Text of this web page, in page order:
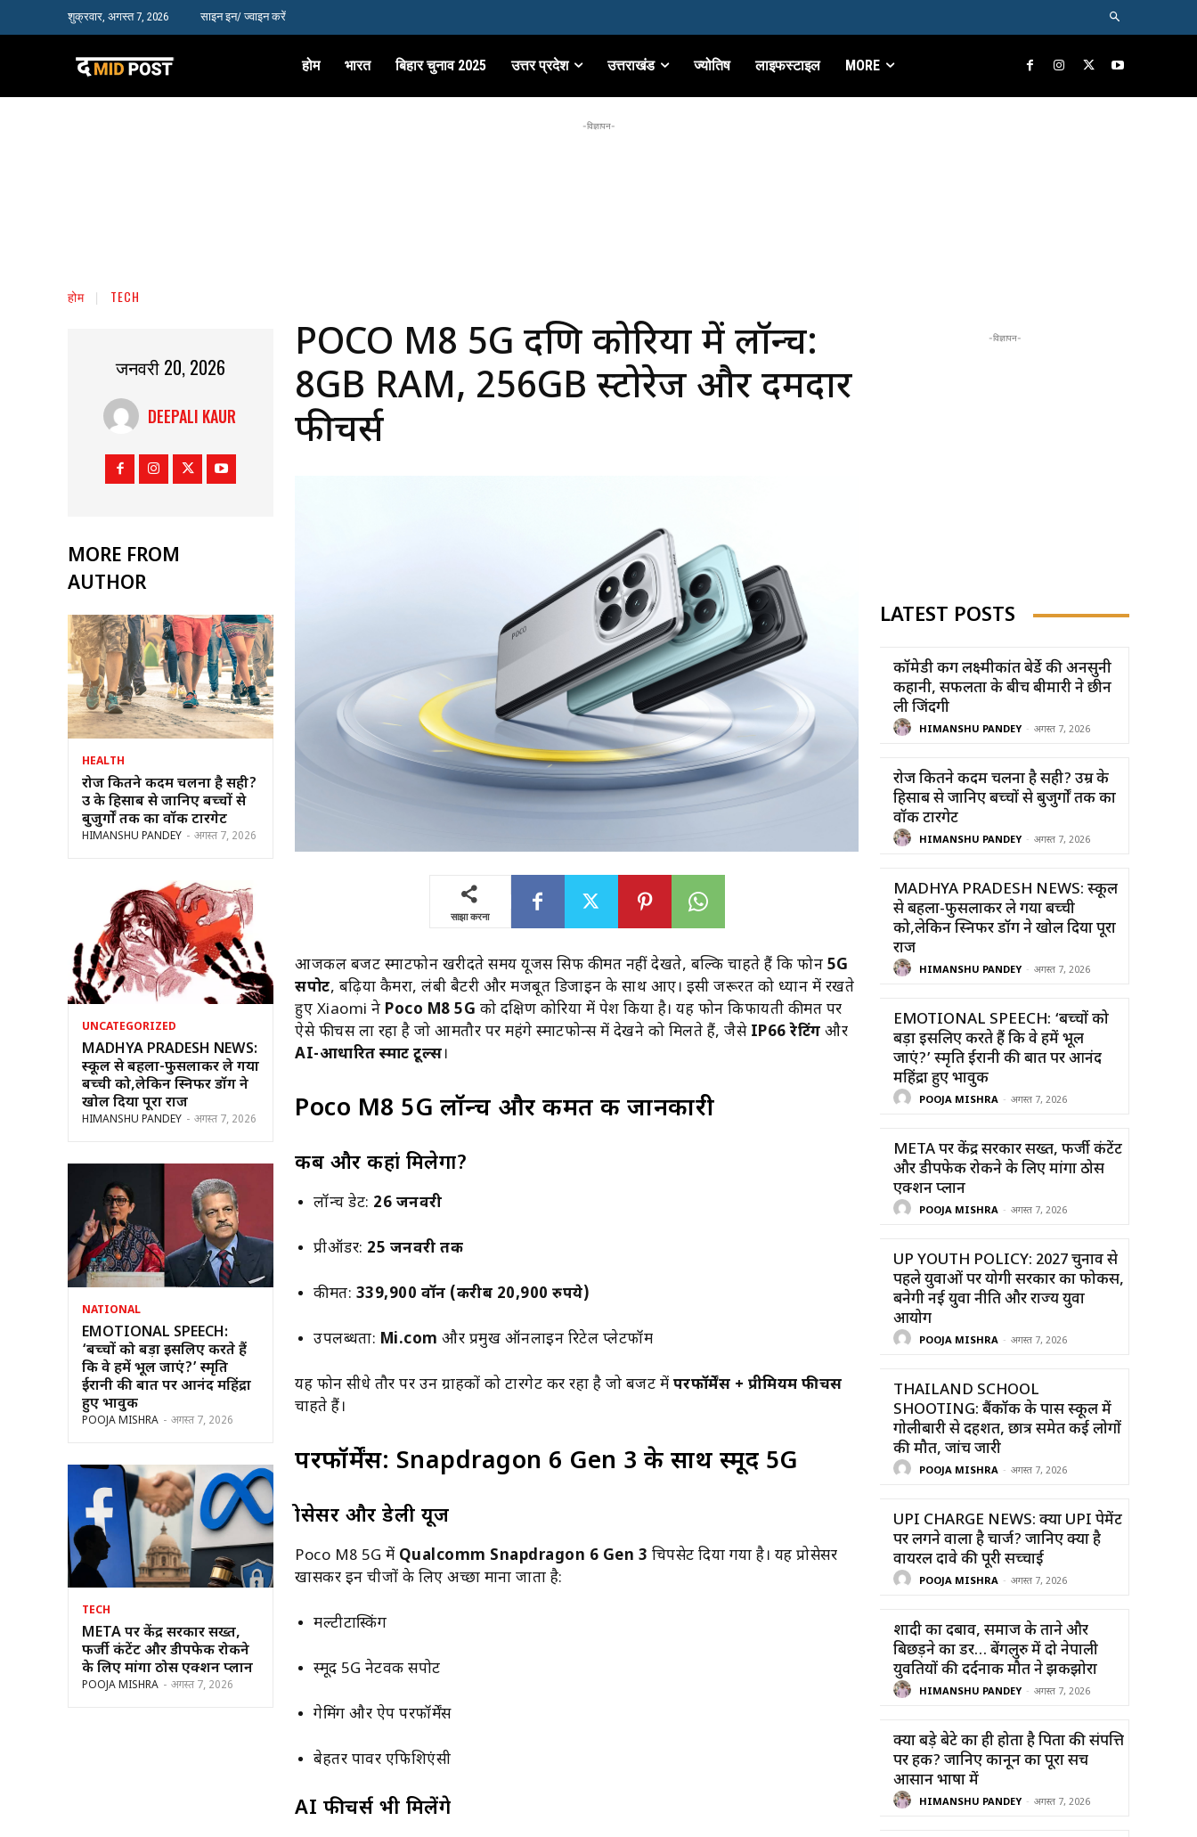
शुक्रवार, अगस्त 7, 2026 साइन इन/ ज्वाइन करें
होम भारत बिहार चुनाव 2025 उत्तर प्रदेश उत्तराखंड ज्योतिष लाइफस्टाइल MORE
-विज्ञापन-
होम TECH
जनवरी 20, 2026
DEEPALI KAUR
MORE FROM
AUTHOR
HEALTH
रोज कितने कदम चलना है सही?
उम्र के हिसाब से जानिए बच्चों से
बुजुर्गों तक का वॉक टारगेट
HIMANSHU PANDEY - अगस्त 7, 2026
UNCATEGORIZED
MADHYA PRADESH NEWS:
स्कूल से बहला-फुसलाकर ले गया
बच्ची को,लेकिन स्निफर डॉग ने
खोल दिया पूरा राज
HIMANSHU PANDEY - अगस्त 7, 2026
NATIONAL
EMOTIONAL SPEECH:
‘बच्चों को बड़ा इसलिए करते हैं
कि वे हमें भूल जाएं?’ स्मृति
ईरानी की बात पर आनंद महिंद्रा
हुए भावुक
POOJA MISHRA - अगस्त 7, 2026
TECH
META पर केंद्र सरकार सख्त,
फर्जी कंटेंट और डीपफेक रोकने
के लिए मांगा ठोस एक्शन प्लान
POOJA MISHRA - अगस्त 7, 2026
POCO M8 5G दक्षिण कोरिया में लॉन्च:
8GB RAM, 256GB स्टोरेज और दमदार
फीचर्स
साझा करना
आजकल बजट स्मार्टफोन खरीदते समय यूजर्स सिर्फ कीमत नहीं देखते, बल्कि चाहते हैं कि फोन 5G
सपोर्ट, बढ़िया कैमरा, लंबी बैटरी और मजबूत डिजाइन के साथ आए। इसी जरूरत को ध्यान में रखते
हुए Xiaomi ने Poco M8 5G को दक्षिण कोरिया में पेश किया है। यह फोन किफायती कीमत पर
ऐसे फीचर्स ला रहा है जो आमतौर पर महंगे स्मार्टफोन्स में देखने को मिलते हैं, जैसे IP66 रेटिंग और
AI-आधारित स्मार्ट टूल्स।
Poco M8 5G लॉन्च और कीमत की जानकारी
कब और कहां मिलेगा?
लॉन्च डेट: 26 जनवरी
प्रीऑर्डर: 25 जनवरी तक
कीमत: 339,900 वॉन (करीब 20,900 रुपये)
उपलब्धता: Mi.com और प्रमुख ऑनलाइन रिटेल प्लेटफॉर्म
यह फोन सीधे तौर पर उन ग्राहकों को टारगेट कर रहा है जो बजट में परफॉर्मेंस + प्रीमियम फीचर्स
चाहते हैं।
परफॉर्मेंस: Snapdragon 6 Gen 3 के साथ स्मूद 5G
प्रोसेसर और डेली यूज
Poco M8 5G में Qualcomm Snapdragon 6 Gen 3 चिपसेट दिया गया है। यह प्रोसेसर
खासकर इन चीजों के लिए अच्छा माना जाता है:
मल्टीटास्किंग
स्मूद 5G नेटवर्क सपोर्ट
गेमिंग और ऐप परफॉर्मेंस
बेहतर पावर एफिशिएंसी
AI फीचर्स भी मिलेंगे
-विज्ञापन-
LATEST POSTS
कॉमेडी किंग लक्ष्मीकांत बेर्डे की अनसुनी
कहानी, सफलता के बीच बीमारी ने छीन
ली जिंदगी
HIMANSHU PANDEY - अगस्त 7, 2026
रोज कितने कदम चलना है सही? उम्र के
हिसाब से जानिए बच्चों से बुजुर्गों तक का
वॉक टारगेट
HIMANSHU PANDEY - अगस्त 7, 2026
MADHYA PRADESH NEWS: स्कूल
से बहला-फुसलाकर ले गया बच्ची
को,लेकिन स्निफर डॉग ने खोल दिया पूरा
राज
HIMANSHU PANDEY - अगस्त 7, 2026
EMOTIONAL SPEECH: ‘बच्चों को
बड़ा इसलिए करते हैं कि वे हमें भूल
जाएं?’ स्मृति ईरानी की बात पर आनंद
महिंद्रा हुए भावुक
POOJA MISHRA - अगस्त 7, 2026
META पर केंद्र सरकार सख्त, फर्जी कंटेंट
और डीपफेक रोकने के लिए मांगा ठोस
एक्शन प्लान
POOJA MISHRA - अगस्त 7, 2026
UP YOUTH POLICY: 2027 चुनाव से
पहले युवाओं पर योगी सरकार का फोकस,
बनेगी नई युवा नीति और राज्य युवा
आयोग
POOJA MISHRA - अगस्त 7, 2026
THAILAND SCHOOL
SHOOTING: बैंकॉक के पास स्कूल में
गोलीबारी से दहशत, छात्र समेत कई लोगों
की मौत, जांच जारी
POOJA MISHRA - अगस्त 7, 2026
UPI CHARGE NEWS: क्या UPI पेमेंट
पर लगने वाला है चार्ज? जानिए क्या है
वायरल दावे की पूरी सच्चाई
POOJA MISHRA - अगस्त 7, 2026
शादी का दबाव, समाज के ताने और
बिछड़ने का डर… बेंगलुरु में दो नेपाली
युवतियों की दर्दनाक मौत ने झकझोरा
HIMANSHU PANDEY - अगस्त 7, 2026
क्या बड़े बेटे का ही होता है पिता की संपत्ति
पर हक? जानिए कानून का पूरा सच
आसान भाषा में
HIMANSHU PANDEY - अगस्त 7, 2026